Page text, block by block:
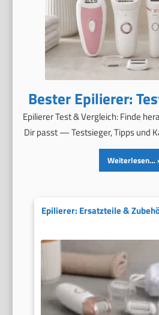
Bester Epilierer:
Epilierer Test & Vergleich: Finde
Dir passt — Testsieger, Tipps und
Weiterlesen…
Epilierer: Ersatzteile &